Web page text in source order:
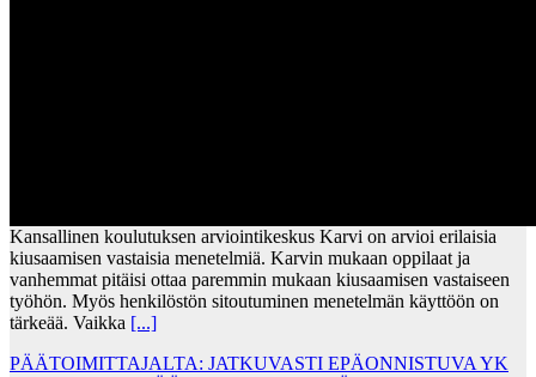
Kansallinen koulutuksen arviointikeskus Karvi on arvioi erilaisia
kiusaamisen vastaisia menetelmiä. Karvin mukaan oppilaat ja
vanhemmat pitäisi ottaa paremmin mukaan kiusaamisen vastaiseen
työhön. Myös henkilöstön sitoutuminen menetelmän käyttöön on
tärkeää. Vaikka [...]
PÄÄTOIMITTAJALTA: JATKUVASTI EPÄONNISTUVA YK